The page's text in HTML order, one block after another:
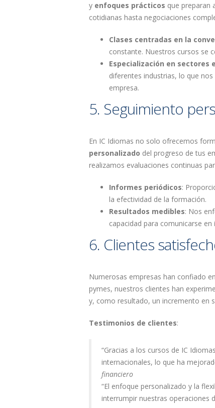
y enfoques prácticos que preparan
cotidianas hasta negociaciones
Clases centradas en la
constante. Nuestros cursos se
Especialización en sectores
diferentes industrias, lo que
empresa.
5. Seguimiento
En IC Idiomas no solo ofrecemos
personalizado del progreso de tus
realizamos evaluaciones continuas
Informes periódicos:
la efectividad de la formación.
Resultados medibles: Nos
capacidad para comunicarse en
6. Clientes
Numerosas empresas han confiado
pymes, nuestros clientes han
y, como resultado, un incremento en
Testimonios de clientes:
“Gracias a los cursos de IC
internacionales, lo que ha
financiero
“El enfoque personalizado y la
interrumpir nuestras operaciones